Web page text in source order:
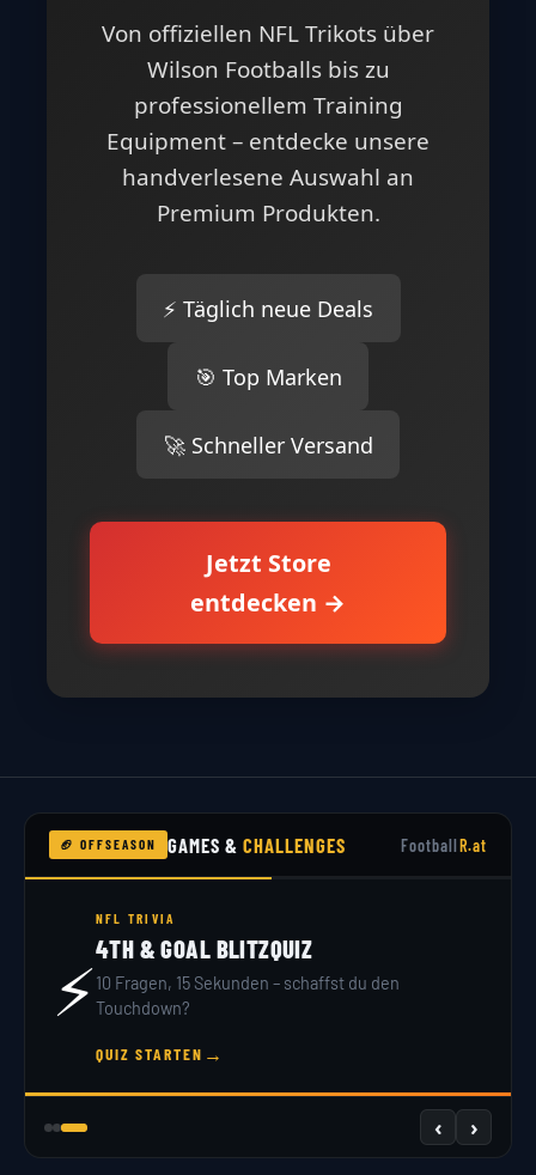
Von offiziellen NFL Trikots über
Wilson Footballs bis zu
professionellem Training
Equipment – entdecke unsere
handverlesene Auswahl an
Premium Produkten.
⚡ Täglich neue Deals
🎯 Top Marken
🚀 Schneller Versand
Jetzt Store
entdecken →
🏈 OFFSEASON GAMES &CHALLENGES FootballR.at
⚡
NFL TRIVIA
4TH & GOAL BLITZQUIZ
10 Fragen, 15 Sekunden – schaffst du den
Touchdown?
QUIZ STARTEN →
‹ ›